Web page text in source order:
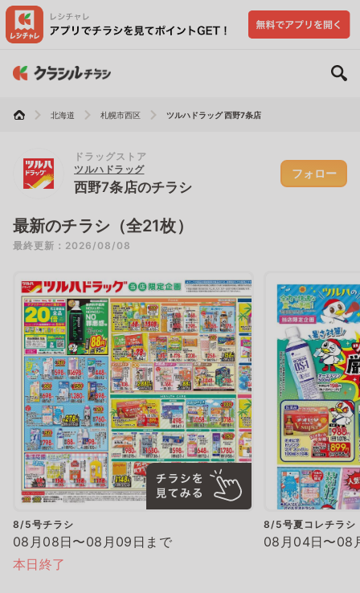
北海道 札幌市西区 ツルハドラッグ 西野7条店
ドラッグストア
ツルハドラッグ
西野7条店のチラシ
フォロー
最新のチラシ（全21枚）
最終更新：2026/08/08
8/5号チラシ
08月08日〜08月09日まで
本日終了
8/5号夏コレチラシ
08月04日〜08